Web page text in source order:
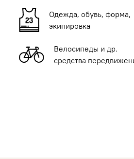
Одежда, обувь, форма,
экипировка
Велосипеды и др.
средства